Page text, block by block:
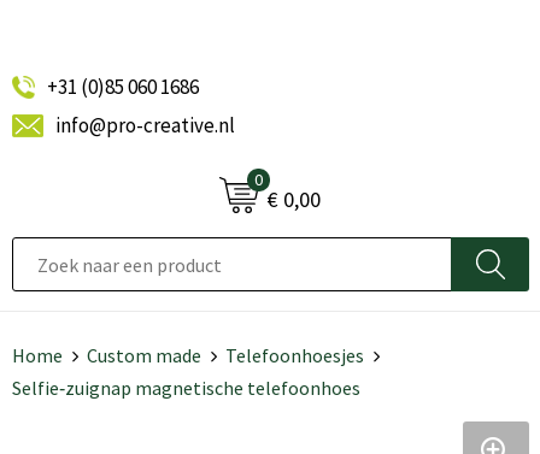
+31 (0)85 060 1686
info@pro-creative.nl
0
€ 0,00
Home Custom made
Telefoonhoesjes
Selfie‑zuignap magnetische telefoonhoes